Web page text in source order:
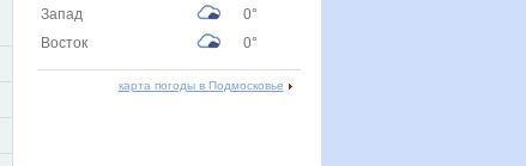
Запад
0°
Восток
0°
карта погоды в Подмосковье